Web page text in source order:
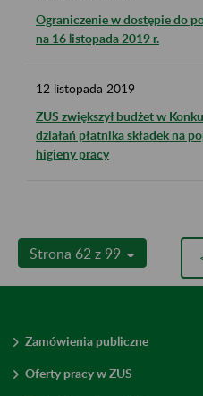
Ograniczenie w dostępie do
na 16 listopada 2019 r.
12 listopada 2019
ZUS zwiększył budżet w
działań płatnika składek na
higieny pracy
Strona 62 z 99
Zamówienia publiczne
Oferty pracy w ZUS